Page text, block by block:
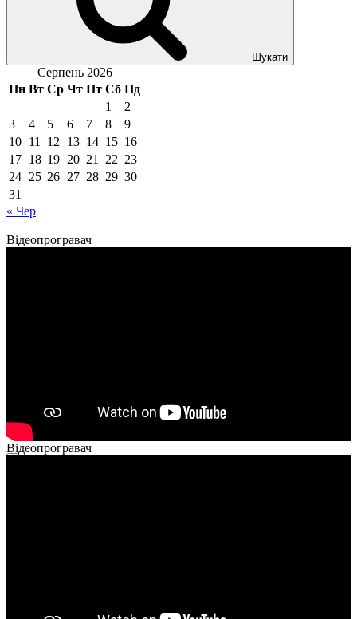
Шукати
Серпень 2026
Пн Вт Ср Чт Пт Сб Нд
1
2
3
4 5 6 7 8
9
10 11 12 13 14 15 16
17 18 19 20 21 22 23
24 25 26 27 28 29 30
31
« Чер
Відеопрогравач
Відеопрогравач